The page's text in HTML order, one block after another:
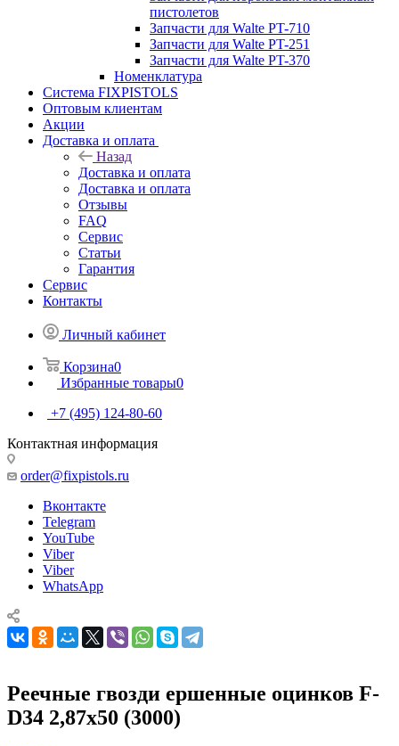
пистолетов
Запчасти для Walte PT-710
Запчасти для Walte PT-251
Запчасти для Walte PT-370
Номенклатура
Система FIXPISTOLS
Оптовым клиентам
Акции
Доставка и оплата
Назад
Доставка и оплата
Доставка и оплата
Отзывы
FAQ
Сервис
Статьи
Гарантия
Сервис
Контакты
Личный кабинет
Корзина0
Избранные товары0
+7 (495) 124-80-60
Контактная информация
order@fixpistols.ru
Вконтакте
Telegram
YouTube
Viber
Viber
WhatsApp
Реечные гвозди ершенные оцинков F-
D34 2,87х50 (3000)